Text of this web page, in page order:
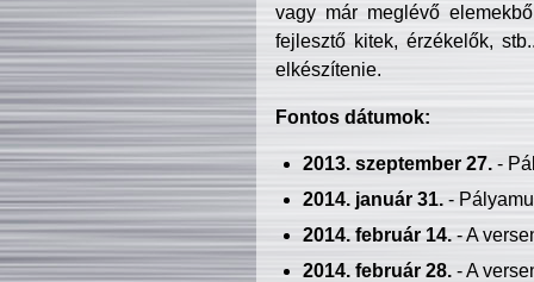
vagy már meglévő
fejlesztő kitek, érzékelők,
elkészítenie.
Fontos dátumok:
2013. szeptember 27.-
2014. január 31.-
2014. február 14.- A
2014. február 28.- A